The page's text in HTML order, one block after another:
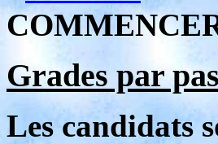
Grades par
Les candidats